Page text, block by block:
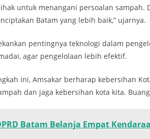
untuk menangani persoalan sampah.
Batam yang lebih baik,” ujarnya.
pentingnya teknologi dalam
agar pengelolaan lebih efektif.
ini, Amsakar berharap kebersihan
dan jaga kebersihan kota kita.
Batam Belanja Empat